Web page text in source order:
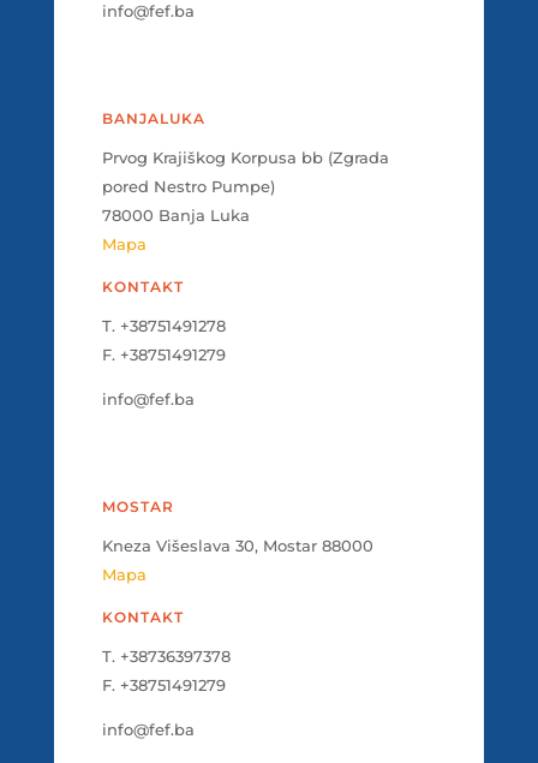
info@fef.ba
BANJALUKA
Prvog Krajiškog Korpusa bb (Zgrada
pored Nestro Pumpe)
78000 Banja Luka
Mapa
KONTAKT
T. +38751491278
F. +38751491279
info@fef.ba
MOSTAR
Kneza Višeslava 30, Mostar 88000
Mapa
KONTAKT
T. +38736397378
F. +38751491279
info@fef.ba